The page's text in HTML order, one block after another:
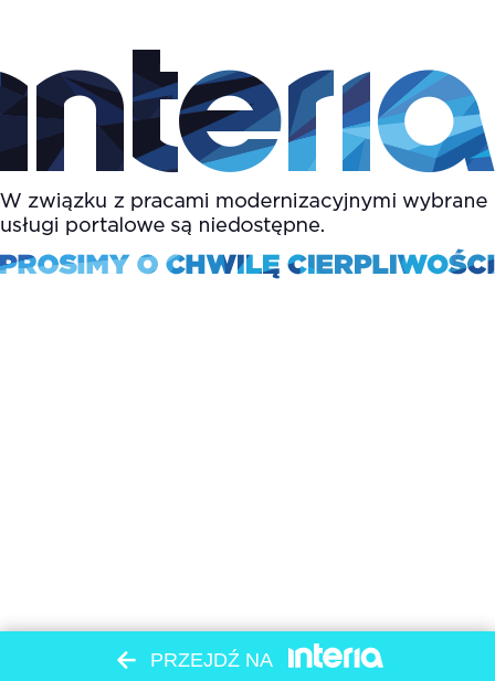
PRZEJDŹ NA